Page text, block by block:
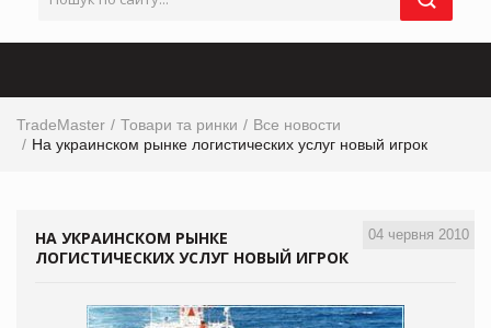
TradeMaster Товари та ринки
Все новости
На украинском рынке логистических услуг новый игрок
04 червня 2010
НА УКРАИНСКОМ РЫНКЕ
ЛОГИСТИЧЕСКИХ УСЛУГ НОВЫЙ ИГРОК